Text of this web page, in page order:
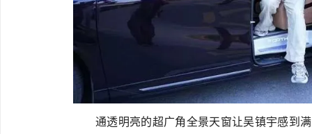
通透明亮的超广角全景天窗让吴镇宇感到